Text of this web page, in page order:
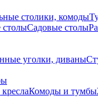
столики, комоды
Садовые столы
уголки, диваны
Комоды и тумбы